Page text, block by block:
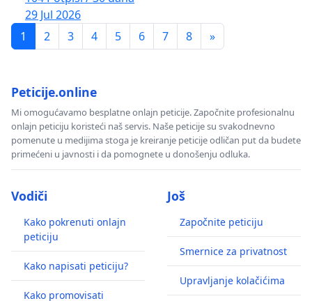
29 Jul 2026
1
2 3 4 5 6 7 8 »
Peticije.online
Mi omogućavamo besplatne onlajn peticije. Započnite profesionalnu
onlajn peticiju koristeći naš servis. Naše peticije su svakodnevno
pomenute u medijima stoga je kreiranje peticije odličan put da budete
primećeni u javnosti i da pomognete u donošenju odluka.
Vodiči
Kako pokrenuti onlajn
peticiju
Kako napisati peticiju?
Kako promovisati
Još
Započnite peticiju
Smernice za privatnost
Upravljanje kolačićima